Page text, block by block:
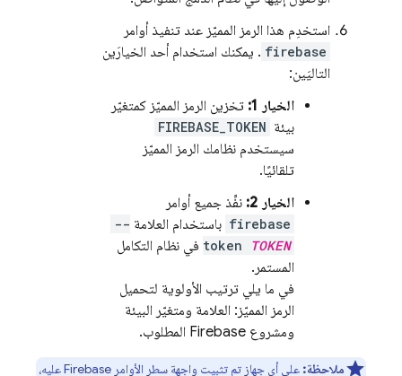
استخدِم هذا الرمز المميّز عند تنفيذ أوامر
firebase . يمكنك استخدام أحد الخيارَين
التاليَين:
الخيار 1:
تخزين الرمز المميّز كمتغيّر
بيئة FIREBASE_TOKEN
سيستخدم نظامك الرمز المميّز
تلقائيًا.
الخيار 2:
نفِّذ جميع أوامر
firebase باستخدام العلامة --
token
TOKEN
في نظام التكامل
المستمر.
في ما يلي ترتيب الأولوية لتحميل
الرمز المميّز: العلامة ومتغيّر البيئة
ومشروع Firebase المطلوب.
ملاحظة: على أي جهاز تم تثبيت واجهة سطر الأوامر Firebaseعليه،